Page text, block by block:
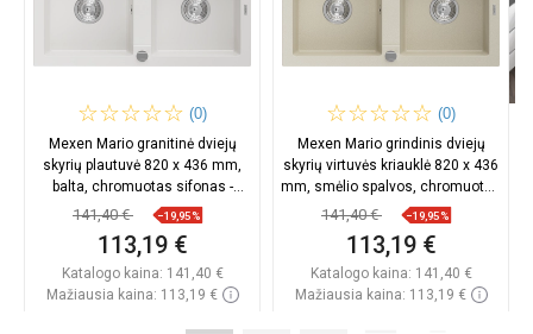
(0)
Mexen Mario granitinė dviejų
skyrių plautuvė 820 x 436 mm,
balta, chromuotas sifonas -
6504822000-20
141,40 € −19,95%
113,19 €
Katalogo kaina: 141,40 €
Mažiausia kaina: 113,19 €
(0)
Mexen Mario grindinis dviejų
skyrių virtuvės kriauklė 820 x 436
mm, smėlio spalvos, chromuotas
sifonas - 6504822000-69
141,40 € −19,95%
113,19 €
Katalogo kaina: 141,40 €
Mažiausia kaina: 113,19 €